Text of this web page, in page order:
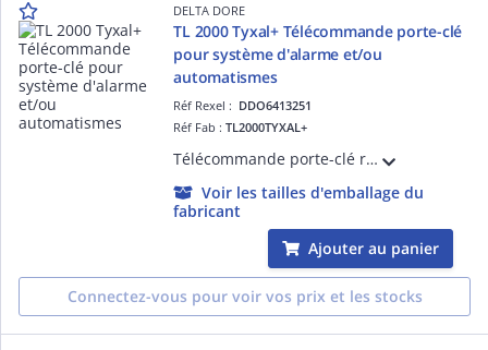
DELTA DORE
TL 2000 Tyxal+ Télécommande porte-clé
pour système d'alarme et/ou
automatismes
Réf Rexel : DDO6413251
Réf Fab :TL2000TYXAL+
Télécommande porte-clé radio bi-directionnelle pour système d'alarme et/ou automatismes
Voir les tailles d'emballage du
fabricant
Ajouter au panier
Connectez-vous pour voir vos prix et les stocks